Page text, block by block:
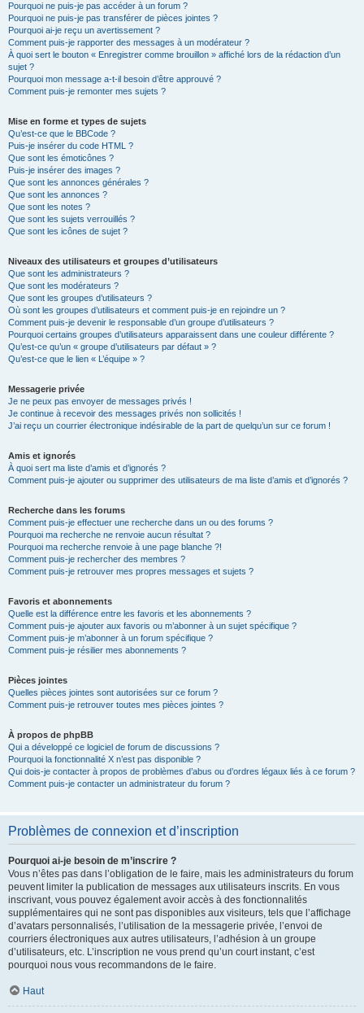
Pourquoi ne puis-je pas accéder à un forum ?
Pourquoi ne puis-je pas transférer de pièces jointes ?
Pourquoi ai-je reçu un avertissement ?
Comment puis-je rapporter des messages à un modérateur ?
À quoi sert le bouton « Enregistrer comme brouillon » affiché lors de la rédaction d’un
sujet ?
Pourquoi mon message a-t-il besoin d’être approuvé ?
Comment puis-je remonter mes sujets ?
Mise en forme et types de sujets
Qu’est-ce que le BBCode ?
Puis-je insérer du code HTML ?
Que sont les émoticônes ?
Puis-je insérer des images ?
Que sont les annonces générales ?
Que sont les annonces ?
Que sont les notes ?
Que sont les sujets verrouillés ?
Que sont les icônes de sujet ?
Niveaux des utilisateurs et groupes d’utilisateurs
Que sont les administrateurs ?
Que sont les modérateurs ?
Que sont les groupes d’utilisateurs ?
Où sont les groupes d’utilisateurs et comment puis-je en rejoindre un ?
Comment puis-je devenir le responsable d’un groupe d’utilisateurs ?
Pourquoi certains groupes d’utilisateurs apparaissent dans une couleur différente ?
Qu’est-ce qu’un « groupe d’utilisateurs par défaut » ?
Qu’est-ce que le lien « L’équipe » ?
Messagerie privée
Je ne peux pas envoyer de messages privés !
Je continue à recevoir des messages privés non sollicités !
J’ai reçu un courrier électronique indésirable de la part de quelqu’un sur ce forum !
Amis et ignorés
À quoi sert ma liste d’amis et d’ignorés ?
Comment puis-je ajouter ou supprimer des utilisateurs de ma liste d’amis et d’ignorés ?
Recherche dans les forums
Comment puis-je effectuer une recherche dans un ou des forums ?
Pourquoi ma recherche ne renvoie aucun résultat ?
Pourquoi ma recherche renvoie à une page blanche ?!
Comment puis-je rechercher des membres ?
Comment puis-je retrouver mes propres messages et sujets ?
Favoris et abonnements
Quelle est la différence entre les favoris et les abonnements ?
Comment puis-je ajouter aux favoris ou m’abonner à un sujet spécifique ?
Comment puis-je m’abonner à un forum spécifique ?
Comment puis-je résilier mes abonnements ?
Pièces jointes
Quelles pièces jointes sont autorisées sur ce forum ?
Comment puis-je retrouver toutes mes pièces jointes ?
À propos de phpBB
Qui a développé ce logiciel de forum de discussions ?
Pourquoi la fonctionnalité X n’est pas disponible ?
Qui dois-je contacter à propos de problèmes d’abus ou d’ordres légaux liés à ce forum ?
Comment puis-je contacter un administrateur du forum ?
Problèmes de connexion et d’inscription
Pourquoi ai-je besoin de m’inscrire ?
Vous n’êtes pas dans l’obligation de le faire, mais les administrateurs du forum
peuvent limiter la publication de messages aux utilisateurs inscrits. En vous
inscrivant, vous pouvez également avoir accès à des fonctionnalités
supplémentaires qui ne sont pas disponibles aux visiteurs, tels que l’affichage
d’avatars personnalisés, l’utilisation de la messagerie privée, l’envoi de
courriers électroniques aux autres utilisateurs, l’adhésion à un groupe
d’utilisateurs, etc. L’inscription ne vous prend qu’un court instant, c’est
pourquoi nous vous recommandons de le faire.
Haut